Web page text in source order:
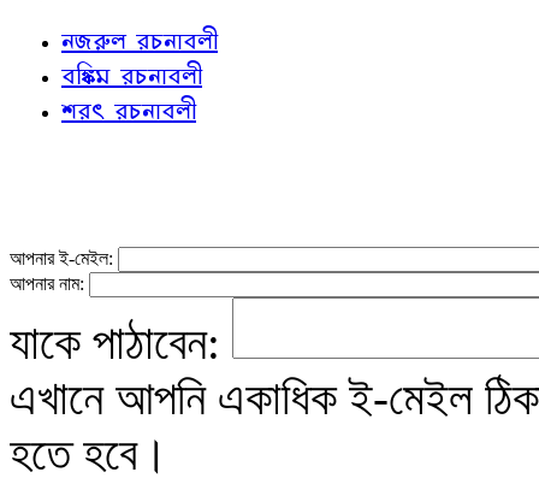
নজরুল রচনাবলী
বঙ্কিম রচনাবলী
শরৎ রচনাবলী
আপনার ই-মেইল:
আপনার নাম:
যাকে পাঠাবেন:
এখানে আপনি একাধিক ই-মেইল
হতে হবে।